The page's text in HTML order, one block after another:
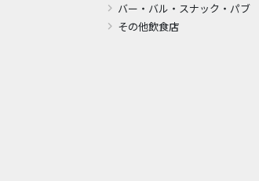
バー・バル・スナック・パブ
その他飲食店